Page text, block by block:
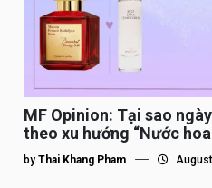
MF Opinion: Tại sao
theo xu hướng “Nước hoa
by Thai Khang Pham